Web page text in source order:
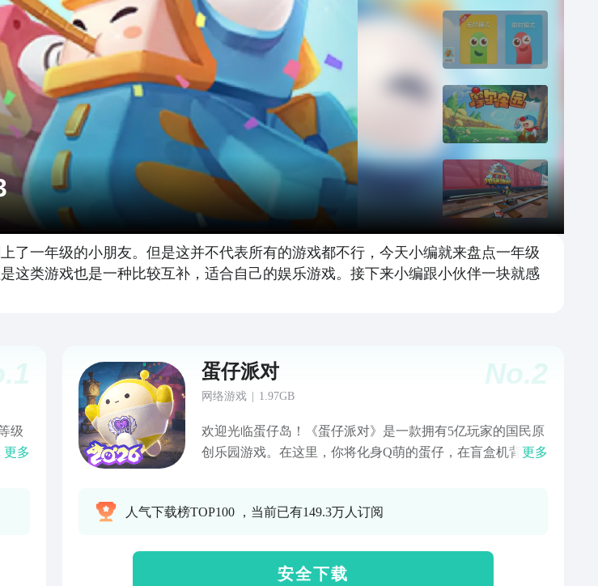
了一年级的小朋友。但是这并不代表所有的游戏都不行，今天小编就来盘点一年级
这类游戏也是一种比较互补，适合自己的娱乐游戏。接下来小编跟小伙伴一块就感
1
级
你
更多
No.2
蛋仔派对
网络游戏 1.97GB
欢迎光临蛋仔岛！《蛋仔派对》是一款拥有5亿玩家的国民原
创乐园游戏。在这里，你将化身Q萌的蛋仔，在盲盒机背后的
残，趣味无穷~海量高萌盲盒外观，来邂逅你的心动款！自由
充满脑洞与想象的蛋仔乐园，集结上亿张玩家原创乐园地
图，等你和蛋搭子一同游玩打卡！
更多
人气下载榜TOP100 ，当前已有149.3万人订阅
安 全 下 载